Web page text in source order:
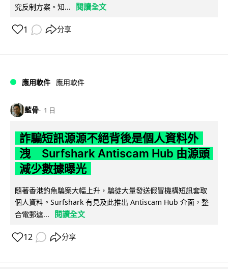
究反制方案。知...
閱讀全文
1 分享
應用軟件 應用軟件
藍骨 1 日
詐騙短訊源源不絕背後是個人資料外
洩 Surfshark Antiscam Hub 由源頭
減少數據曝光
隨著香港釣魚騙案大幅上升，騙徒大量發送假冒機構短訊套取
個人資料。Surfshark 有見及此推出 Antiscam Hub 介面，整
合電郵遮...
閱讀全文
12 分享